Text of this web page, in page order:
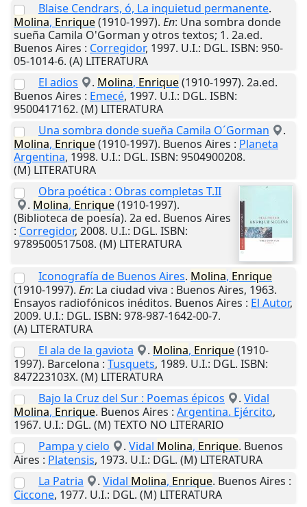
Blaise Cendrars, ó, La inquietud permanente.
Molina, Enrique(1910-1997). En: Una sombra donde
sueña Camila O'Gorman y otros textos; 1. 2a.ed.
Buenos Aires : Corregidor, 1997. U.I.: DGL. ISBN: 950-
05-1014-6. (A) LITERATURA
El adios
. Molina, Enrique(1910-1997). 2a.ed.
Buenos Aires : Emecé, 1997. U.I.: DGL. ISBN:
9500417162. (M) LITERATURA
Una sombra donde sueña Camila O´Gorman
.
Molina, Enrique(1910-1997). Buenos Aires : Planeta
Argentina, 1998. U.I.: DGL. ISBN: 9504900208.
(M) LITERATURA
Obra poética : Obras completas T.II
. Molina, Enrique(1910-1997).
(Biblioteca de poesía). 2a ed. Buenos Aires
: Corregidor, 2008. U.I.: DGL. ISBN:
9789500517508. (M) LITERATURA
Iconografía de Buenos Aires. Molina, Enrique
(1910-1997). En: La ciudad viva : Buenos Aires, 1963.
Ensayos radiofónicos inéditos. Buenos Aires : El Autor,
2009. U.I.: DGL. ISBN: 978-987-1642-00-7.
(A) LITERATURA
El ala de la gaviota
. Molina, Enrique(1910-
1997). Barcelona : Tusquets, 1989. U.I.: DGL. ISBN:
847223103X. (M) LITERATURA
Bajo la Cruz del Sur : Poemas épicos
. Vidal
Molina, Enrique. Buenos Aires : Argentina. Ejército,
1967. U.I.: DGL. (M) TEXTO NO LITERARIO
Pampa y cielo
. Vidal Molina, Enrique. Buenos
Aires : Platensis, 1973. U.I.: DGL. (M) LITERATURA
La Patria
. Vidal Molina, Enrique. Buenos Aires :
Ciccone, 1977. U.I.: DGL. (M) LITERATURA